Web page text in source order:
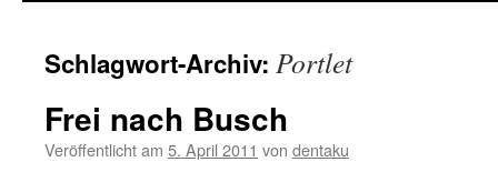
Schlagwort-Archiv: Portlet
Frei nach Busch
Veröffentlicht am 5. April 2011 von dentaku